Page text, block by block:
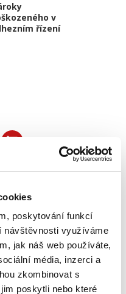
poskytování funkcí
návštěvnosti využíváme
jak náš web používáte,
média, inzerci a
zkombinovat s
poskytli nebo které
v
řízení
rozhoduje v
smlouvy.
vydání
2. VYDÁNÍ